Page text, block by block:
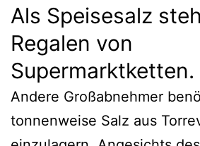
Als Speisesalz
Regalen von
Supermarktketten.
Andere Großabnehmer
tonnenweise Salz aus